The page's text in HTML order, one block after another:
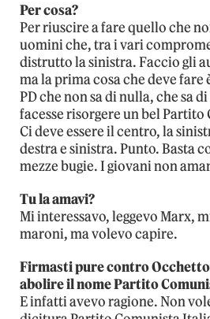
Per cosa?
Per riuscire a fare quello che
uomini che, tra i vari
distrutto la sinistra. Faccio gli
ma la prima cosa che deve fare
PD che non sa di nulla, che sa
facesse risorgere un bel
Ci deve essere il centro, la
destra e sinistra. Punto. Basta
mezze bugie. I giovani non
Tu la amavi?
Mi interessavo, leggevo Marx,
maroni, ma volevo capire.
Firmasti pure contro Occhetto
abolire il nome Partito
E infatti avevo ragione. Non